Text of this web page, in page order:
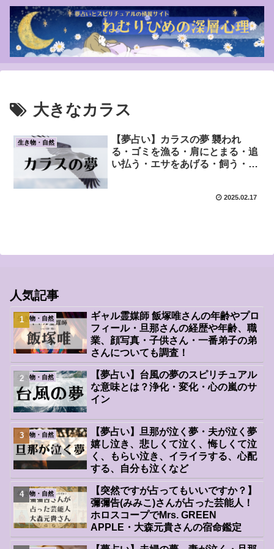
大きなカラス
生き物・自然
【夢占い】カラスの夢 襲われ
る・ゴミを漁る・肩にとまる・追
い払う・エサをあげる・飼う・追
2025.02.17
人気記事
生き物・自然
ギャル霊媒師 飯塚唯さんの年齢やプロ
フィール・旦那さんの経歴や年齢、職
業、顔写真・子供さん・一番弟子の弟
さんについても調査！
生き物・自然
【夢占い】台風の夢のスピリチュアル
な意味とは？浄化・変化・心の嵐のサ
イン
生き物・自然
【夢占い】旦那が泣く夢・夫が泣く夢
嬉し泣き、悲しくて泣く、悔しくて泣
く、もらい泣き、イライラする、心配
する、自分も泣くなど
生き物・自然
【突然ですが占ってもいいですか？】
彌彌告(みみこ)さんが占った芸能人！
ホロスコープでMrs. GREEN
APPLE・大森元貴さんの宿命鑑定